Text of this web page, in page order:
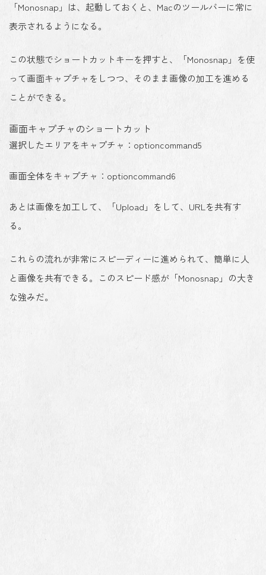
「Monosnap」は、起動しておくと、Macのツールバーに常に
表示されるようになる。
この状態でショートカットキーを押すと、「Monosnap」を使
って画面キャプチャをしつつ、そのまま画像の加工を進める
ことができる。
画面キャプチャのショートカット
選択したエリアをキャプチャ： optioncommand5
画面全体をキャプチャ： optioncommand6
あとは画像を加工して、「Upload」をして、URLを共有す
る。
これらの流れが非常にスピーディーに進められて、簡単に人
と画像を共有できる。このスピード感が「Monosnap」の大き
な強みだ。